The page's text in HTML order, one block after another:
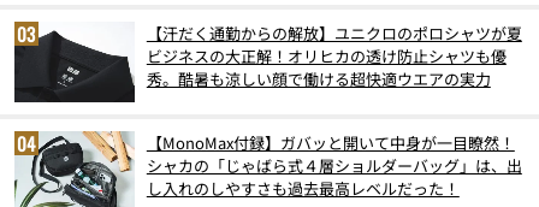
【汗だく通勤からの解放】ユニクロのポロシャツが夏
ビジネスの大正解！オリヒカの透け防止シャツも優
秀。酷暑も涼しい顔で働ける超快適ウエアの実力
【MonoMax付録】ガバッと開いて中身が一目瞭然！
シャカの「じゃばら式４層ショルダーバッグ」は、出
し入れのしやすさも過去最高レベルだった！